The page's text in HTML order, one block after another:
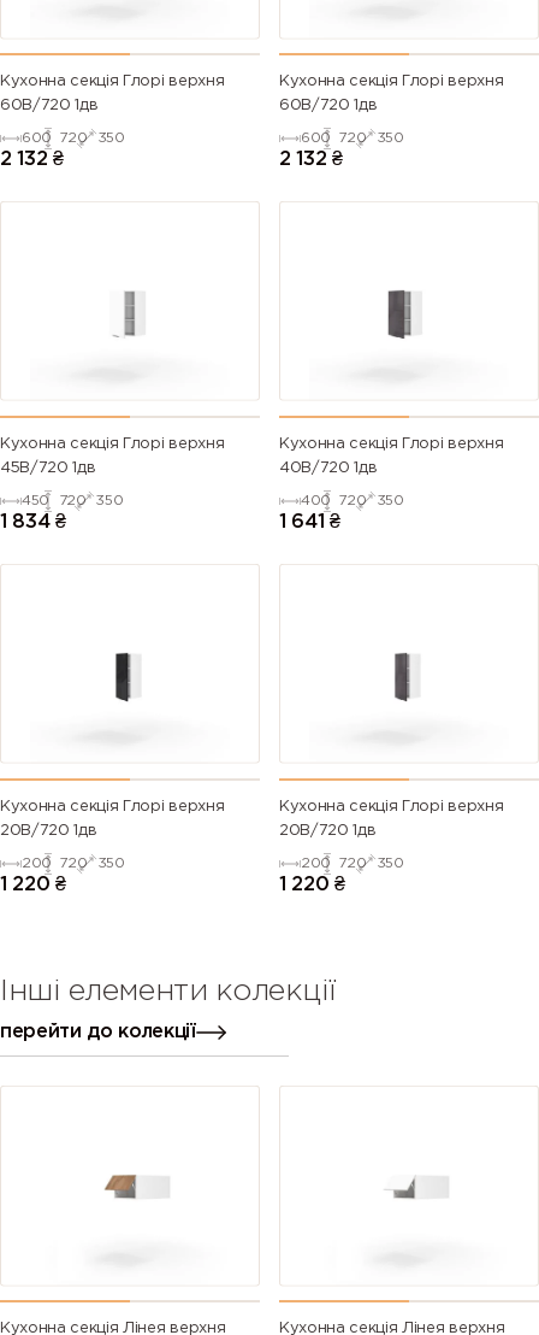
Кухонна секція Глорі верхня
60В/720 1дв
600 720 350
2 132 ₴
Кухонна секція Глорі верхня
60В/720 1дв
600 720 350
2 132 ₴
Кухонна секція Глорі верхня
45В/720 1дв
450 720 350
1 834 ₴
Кухонна секція Глорі верхня
40В/720 1дв
400 720 350
1 641 ₴
Кухонна секція Глорі верхня
20В/720 1дв
200 720 350
1 220 ₴
Кухонна секція Глорі верхня
20В/720 1дв
200 720 350
1 220 ₴
Інші елементи колекції
перейти до колекції
Кухонна секція Лінея верхня Кухонна секція Лінея верхня